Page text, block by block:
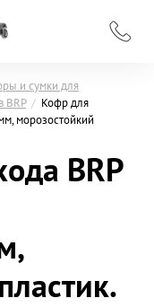
и сумки для
BRP / Кофр для
морозостойкий
BRP